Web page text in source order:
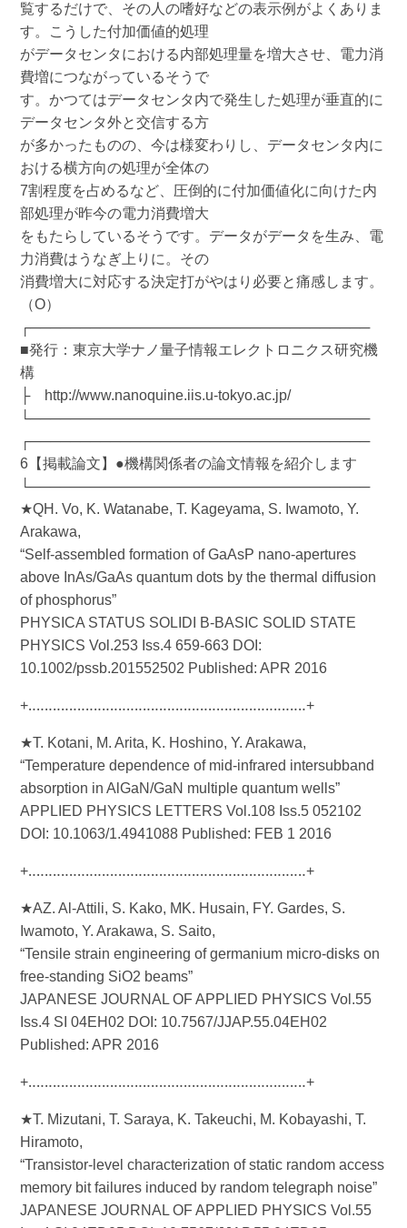
覧するだけで、その人の嗜好などの表示例がよくありま
す。こうした付加価値的処理
がデータセンタにおける内部処理量を増大させ、電力消
費増につながっているそうで
す。かつてはデータセンタ内で発生した処理が垂直的に
データセンタ外と交信する方
が多かったものの、今は様変わりし、データセンタ内に
おける横方向の処理が全体の
7割程度を占めるなど、圧倒的に付加価値化に向けた内
部処理が昨今の電力消費増大
をもたらしているそうです。データがデータを生み、電
力消費はうなぎ上りに。その
消費増大に対応する決定打がやはり必要と痛感します。
（O）
┌──────────────────────────────────
■発行：東京大学ナノ量子情報エレクトロニクス研究機
構
├ http://www.nanoquine.iis.u-tokyo.ac.jp/
└──────────────────────────────────
┌──────────────────────────────────
6【掲載論文】●機構関係者の論文情報を紹介します
└──────────────────────────────────
★QH. Vo, K. Watanabe, T. Kageyama, S. Iwamoto, Y.
Arakawa,
“Self-assembled formation of GaAsP nano-apertures
above InAs/GaAs quantum dots by the thermal diffusion
of phosphorus”
PHYSICA STATUS SOLIDI B-BASIC SOLID STATE
PHYSICS Vol.253 Iss.4 659-663 DOI:
10.1002/pssb.201552502 Published: APR 2016
+‥‥‥‥‥‥‥‥‥‥‥‥‥‥‥‥‥‥‥‥‥‥‥‥‥‥‥‥‥‥‥‥‥‥+
★T. Kotani, M. Arita, K. Hoshino, Y. Arakawa,
“Temperature dependence of mid-infrared intersubband
absorption in AlGaN/GaN multiple quantum wells”
APPLIED PHYSICS LETTERS Vol.108 Iss.5 052102
DOI: 10.1063/1.4941088 Published: FEB 1 2016
+‥‥‥‥‥‥‥‥‥‥‥‥‥‥‥‥‥‥‥‥‥‥‥‥‥‥‥‥‥‥‥‥‥‥+
★AZ. Al-Attili, S. Kako, MK. Husain, FY. Gardes, S.
Iwamoto, Y. Arakawa, S. Saito,
“Tensile strain engineering of germanium micro-disks on
free-standing SiO2 beams”
JAPANESE JOURNAL OF APPLIED PHYSICS Vol.55
Iss.4 SI 04EH02 DOI: 10.7567/JJAP.55.04EH02
Published: APR 2016
+‥‥‥‥‥‥‥‥‥‥‥‥‥‥‥‥‥‥‥‥‥‥‥‥‥‥‥‥‥‥‥‥‥‥+
★T. Mizutani, T. Saraya, K. Takeuchi, M. Kobayashi, T.
Hiramoto,
“Transistor-level characterization of static random access
memory bit failures induced by random telegraph noise”
JAPANESE JOURNAL OF APPLIED PHYSICS Vol.55